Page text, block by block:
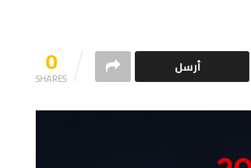
0
SHARES
أرسل